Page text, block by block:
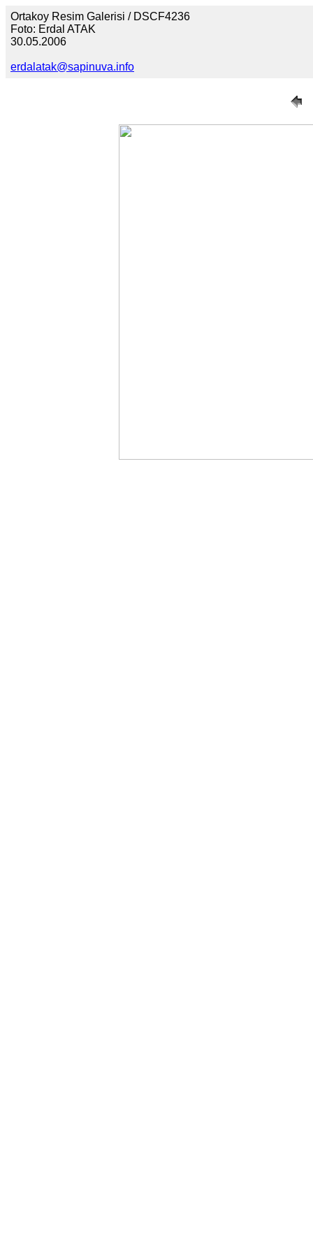
Ortakoy Resim Galerisi / DSCF4236
Foto: Erdal ATAK
30.05.2006
erdalatak@sapinuva.info